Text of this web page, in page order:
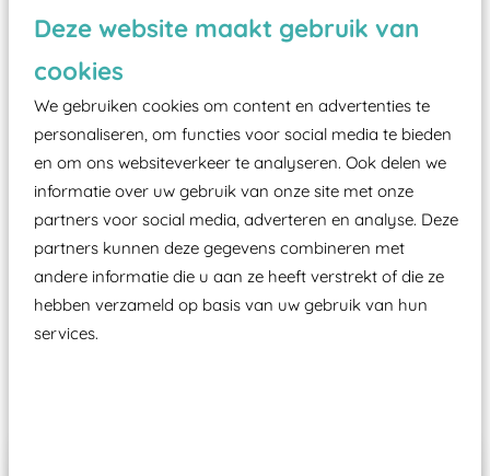
Deze website maakt gebruik van
cookies
We gebruiken cookies om content en advertenties te
personaliseren, om functies voor social media te bieden
en om ons websiteverkeer te analyseren. Ook delen we
informatie over uw gebruik van onze site met onze
partners voor social media, adverteren en analyse. Deze
partners kunnen deze gegevens combineren met
andere informatie die u aan ze heeft verstrekt of die ze
hebben verzameld op basis van uw gebruik van hun
services.
Vanaf een valhoogte van 1,5 meter een speciale
valondergrond onder speeltoestellen verplicht is
zoals kunstgras, rubber tegels of boomschors?
Elk speeltoestel in de openbare ruimte voorzien
moet zijn van een typekeuring, -plaatje en
certificering, uitgegeven door een Nederlands
aangewezen keuringsinstantie?
Wij ook speeltoestellen kunnen laten keuren zodat
ze toch binnen het Warenwetbesluit Attractie- en
Speeltoestellen vallen?